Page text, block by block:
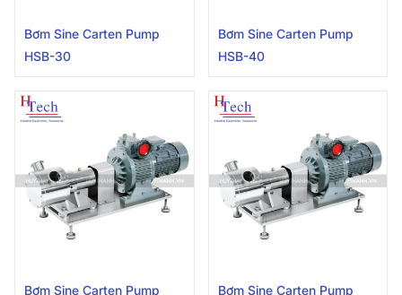
Bơm Sine Carten Pump
HSB-30
Bơm Sine Carten Pump
HSB-40
Bơm Sine Carten Pump
Bơm Sine Carten Pump